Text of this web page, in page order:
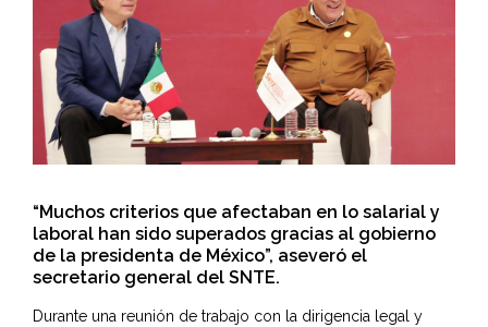
“Muchos criterios que afectaban en lo salarial y
laboral han sido superados gracias al gobierno
de la presidenta de México”, aseveró el
secretario general del SNTE.
Durante una reunión de trabajo con la dirigencia legal y